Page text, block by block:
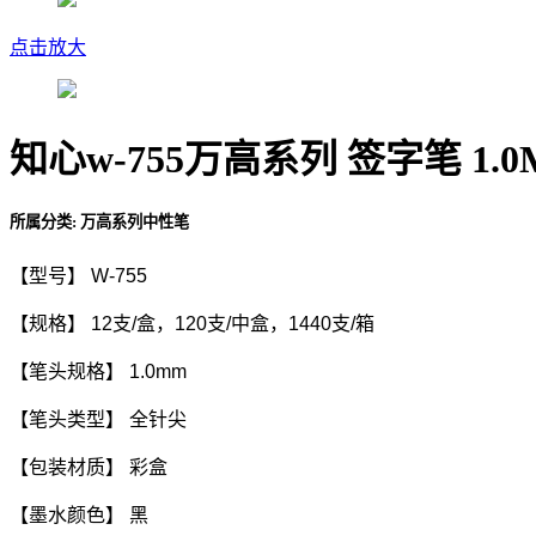
点击放大
知心w-755万高系列 签字笔
所属分类: 万高系列中性笔
【型号】 W-755
【规格】 12支/盒， 120支/中盒， 1440支/箱
【笔头规格】 1.0mm
【笔头类型】 全针尖
【包装材质】 彩盒
【墨水颜色】 黑